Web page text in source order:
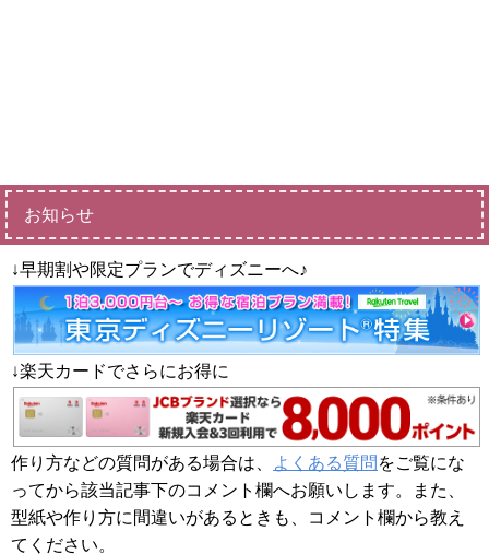
お知らせ
↓早期割や限定プランでディズニーへ♪
↓楽天カードでさらにお得に
作り方などの質問がある場合は、 よくある質問をご覧にな
ってから該当記事下のコメント欄へお願いします。また、
型紙や作り方に間違いがあるときも、コメント欄から教え
てください。